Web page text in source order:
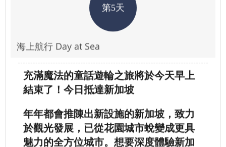
第5天
海上航行 Day at Sea
充滿魔法的童話遊輪之旅將於今天早上
結束了！今日抵達新加坡
年年都會推陳出新設施的新加坡，致力
於觀光發展，已從花園城市蛻變成更具
魅力的全方位城市。想要深度體驗新加